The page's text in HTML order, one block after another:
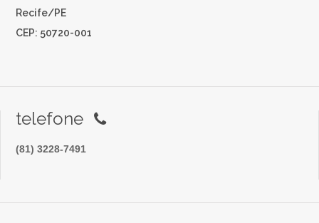
Recife/PE
CEP: 50720-001
telefone
(81) 3228-7491